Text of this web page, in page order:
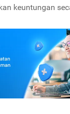
keuntungan